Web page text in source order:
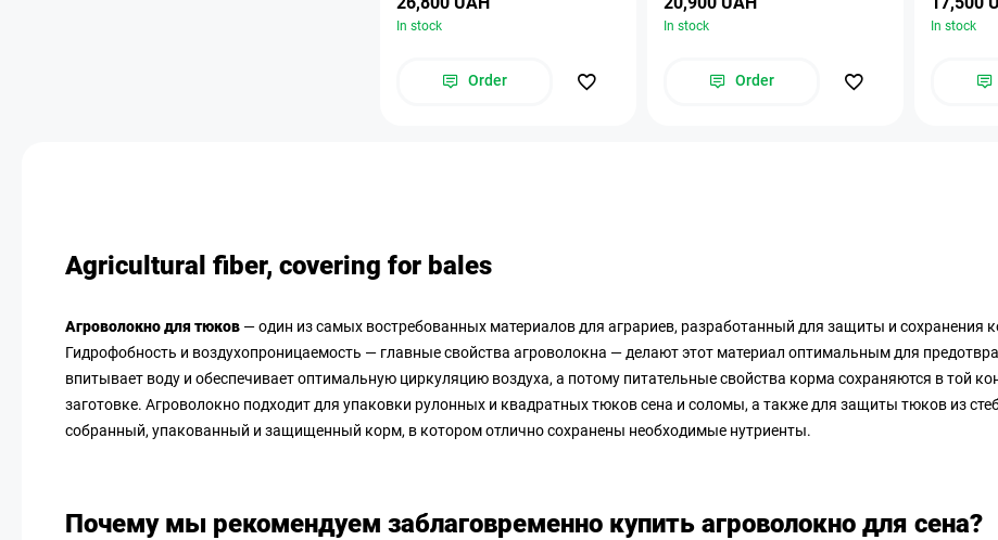
In stock
Order
In stock
Order
In stock
Agricultural fiber, covering for bales
Агроволокно для тюков — один из самых востребованных материалов для аграриев, разработанный для защиты и сохранения
Гидрофобность и воздухопроницаемость — главные свойства агроволокна — делают этот материал оптимальным для
впитывает воду и обеспечивает оптимальную циркуляцию воздуха, а потому питательные свойства корма сохраняются в той
заготовке. Агроволокно подходит для упаковки рулонных и квадратных тюков сена и соломы, а также для защиты тюков из
собранный, упакованный и защищенный корм, в котором отлично сохранены необходимые нутриенты.
Почему мы рекомендуем заблаговременно купить агроволокно для сена?